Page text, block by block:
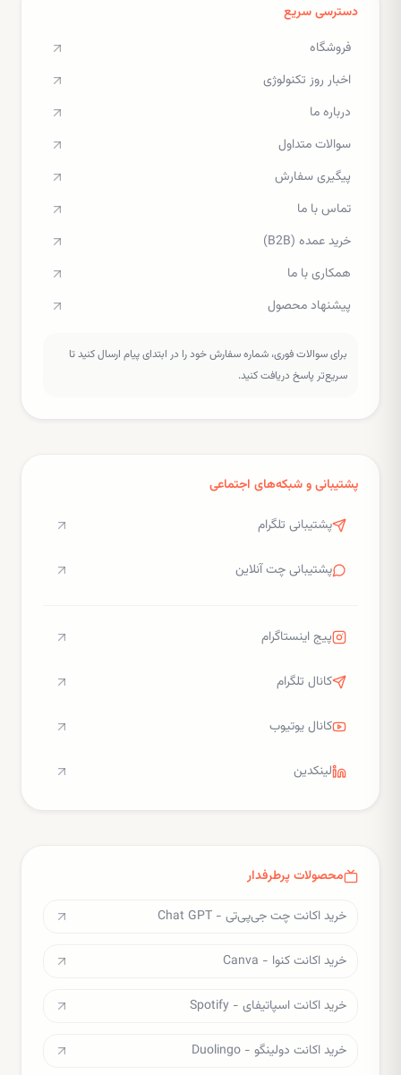
دسترسی سریع
فروشگاه
اخبار روز تکنولوژی
درباره ما
سوالات متداول
پیگیری سفارش
تماس با ما
خرید عمده (B2B)
همکاری با ما
پیشنهاد محصول
برای سوالات فوری، شماره سفارش خود را در ابتدای پیام ارسال کنید تا
سریع‌تر پاسخ دریافت کنید.
پشتیبانی و شبکه‌های اجتماعی
پشتیبانی تلگرام
پشتیبانی چت آنلاین
پیج اینستاگرام
کانال تلگرام
کانال یوتیوب
لینکدین
محصولات پرطرفدار
خرید اکانت چت جی‌پی‌تی - Chat GPT
خرید اکانت کنوا - Canva
خرید اکانت اسپاتیفای - Spotify
خرید اکانت دولینگو - Duolingo